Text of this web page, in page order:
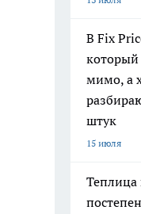
В Fix
который
мимо, а
штук
15 июля
Теплица